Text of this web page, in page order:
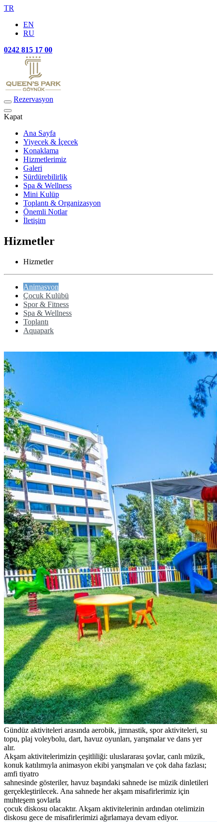
TR
EN
RU
0242 815 17 00
Rezervasyon
Kapat
Ana Sayfa
Yiyecek & İçecek
Konaklama
Hizmetlerimiz
Galeri
Sürdürebilirlik
Spa & Wellness
Mini Kulüp
Toplantı & Organizasyon
Önemli Notlar
İletişim
Hizmetler
Hizmetler
Animasyon
Çocuk Kulübü
Spor & Fitness
Spa & Wellness
Toplantı
Aquapark
Gündüz aktiviteleri arasında aerobik, jimnastik, spor aktiviteleri, su
topu, plaj voleybolu, dart, havuz oyunları, yarışmalar ve dans yer
alır.
Akşam aktivitelerimizin çeşitliliği: uluslararası şovlar, canlı müzik,
konuk katılımıyla animasyon ekibi yarışmaları ve çok daha fazlası;
amfi tiyatro
sahnesinde gösteriler, havuz başındaki sahnede ise müzik dinletileri
gerçekleştirilecek. Ana sahnede her akşam misafirlerimiz için
muhteşem şovlarla
çocuk diskosu olacaktır. Akşam aktivitelerinin ardından otelimizin
diskosu gece de misafirlerimizi ağırlamaya devam ediyor.